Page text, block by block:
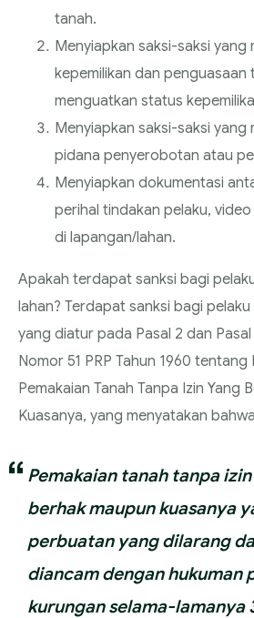
tanah.
Menyiapkan saksi-saksi yang
kepemilikan dan penguasaan
menguatkan status
Menyiapkan saksi-saksi yang
pidana penyerobotan atau
Menyiapkan dokumentasi
perihal tindakan pelaku,
di lapangan/lahan.
Apakah terdapat sanksi bagi
lahan? Terdapat sanksi bagi
yang diatur pada Pasal 2 dan
Nomor 51 PRP Tahun 1960 tentang
Pemakaian Tanah Tanpa Izin Yang
Kuasanya, yang menyatakan
Pemakaian tanah tanpa
berhak maupun kuasanya
perbuatan yang dilarang
diancam dengan hukuman
kurungan selama-lamanya